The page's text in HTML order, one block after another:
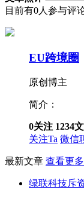
目前有0人参与评
EU跨境圈
原创博主
简介：
0关注 1234
关注Ta 微信
最新文章 查看更
绿联科技斥